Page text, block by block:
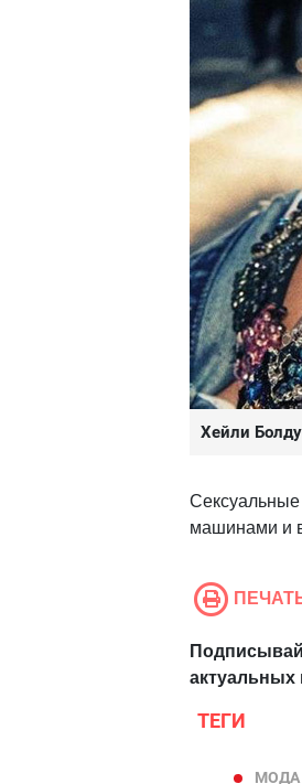
Хейли
Сексуальные
машинами и
актуальных
ТЕГИ
МОДА